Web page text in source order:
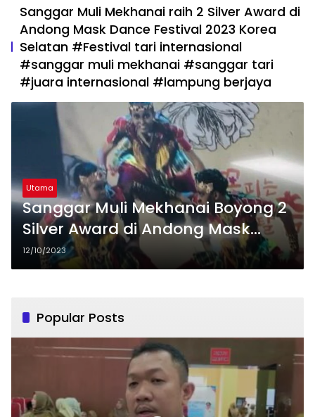
Sanggar Muli Mekhanai raih 2 Silver Award di
Andong Mask Dance Festival 2023 Korea
Selatan #Festival tari internasional
#sanggar muli mekhanai #sanggar tari
#juara internasional #lampung berjaya
Utama
Sanggar Muli Mekhanai Boyong 2
Silver Award di Andong Mask
Dance Festival 2023 Korea
Selatan
12/10/2023
Popular Posts